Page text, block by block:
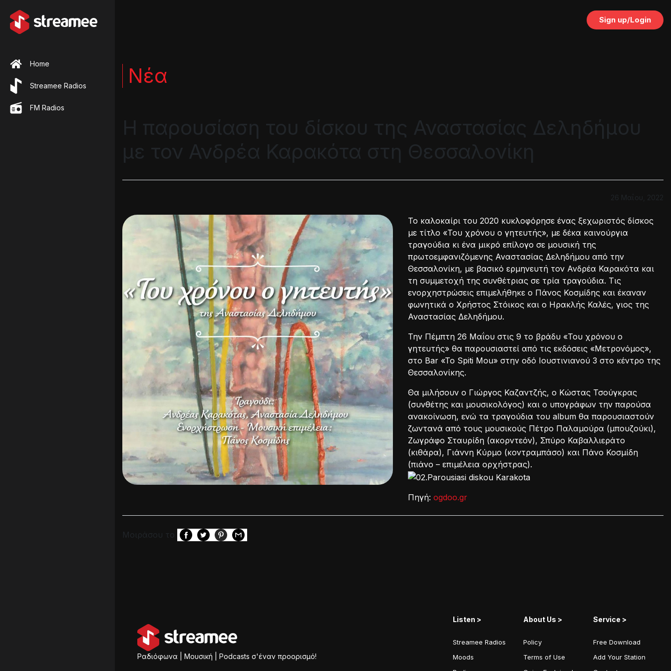
Home
Streamee Radios
FM Radios
Sign up/Login
Νέα
H παρουσίαση του δίσκου της Αναστασίας Δεληδήμου
με τον Ανδρέα Καρακότα στη Θεσσαλονίκη
26 Μαΐου, 2022
Το καλοκαίρι του 2020 κυκλοφόρησε ένας ξεχωριστός δίσκος
με τίτλο «Του χρόνου ο γητευτής», με δέκα καινούργια
τραγούδια κι ένα μικρό επίλογο σε μουσική της
πρωτοεμφανιζόμενης Αναστασίας Δεληδήμου από την
Θεσσαλονίκη, με βασικό ερμηνευτή τον Ανδρέα Καρακότα και
τη συμμετοχή της συνθέτριας σε τρία τραγούδια. Τις
ενορχηστρώσεις επιμελήθηκε ο Πάνος Κοσμίδης και έκαναν
φωνητικά ο Χρήστος Στόικος και ο Ηρακλής Καλές, γιος της
Αναστασίας Δεληδήμου.
Την Πέμπτη 26 Μαΐου στις 9 το βράδυ «Του χρόνου ο
γητευτής» θα παρουσιαστεί από τις εκδόσεις «Μετρονόμος»,
στο Bar «To Spiti Mou» στην οδό Ιουστινιανού 3 στο κέντρο της
Θεσσαλονίκης.
Θα μιλήσουν ο Γιώργος Καζαντζής, ο Κώστας Τσούγκρας
(συνθέτης και μουσικολόγος) και ο υπογράφων την παρούσα
ανακοίνωση, ενώ τα τραγούδια του album θα παρουσιαστούν
ζωντανά από τους μουσικούς Πέτρο Παλαμούρα (μπουζούκι),
Ζωγράφο Σταυρίδη (ακορντεόν), Σπύρο Καβαλλιεράτο
(κιθάρα), Γιάννη Κύρμο (κοντραμπάσο) και Πάνο Κοσμίδη
(πιάνο – επιμέλεια ορχήστρας).
Πηγή: ogdoo.gr
Μοιράσου το
Ραδιόφωνα | Μουσική | Podcasts σ'έναν προορισμό!
Listen >
Streamee Radios
Moods
About Us >
Policy
Terms of Use
Service >
Free Download
Add Your Station